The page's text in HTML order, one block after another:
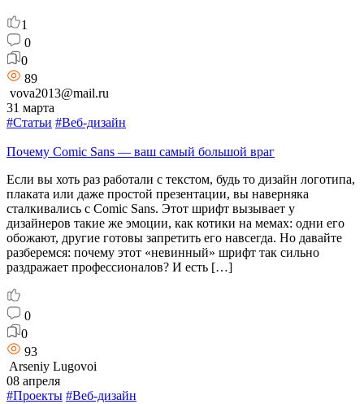
1
0
0
89
vova2013@mail.ru
31 марта
#Статьи #Веб-дизайн
Почему Comic Sans — ваш самый большой враг
Если вы хоть раз работали с текстом, будь то дизайн логотипа,
плаката или даже простой презентации, вы наверняка
сталкивались с Comic Sans. Этот шрифт вызывает у
дизайнеров такие же эмоции, как котики на мемах: одни его
обожают, другие готовы запретить его навсегда. Но давайте
разберемся: почему этот «невинный» шрифт так сильно
раздражает профессионалов? И есть […]
0
0
93
Arseniy Lugovoi
08 апреля
#Проекты #Веб-дизайн